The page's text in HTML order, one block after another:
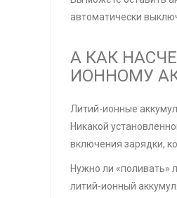
автоматически
А КАК
ИОННОМУ
Литий-ионные
Никакой
включения зарядки,
Нужно ли «поливать»
литий-ионный